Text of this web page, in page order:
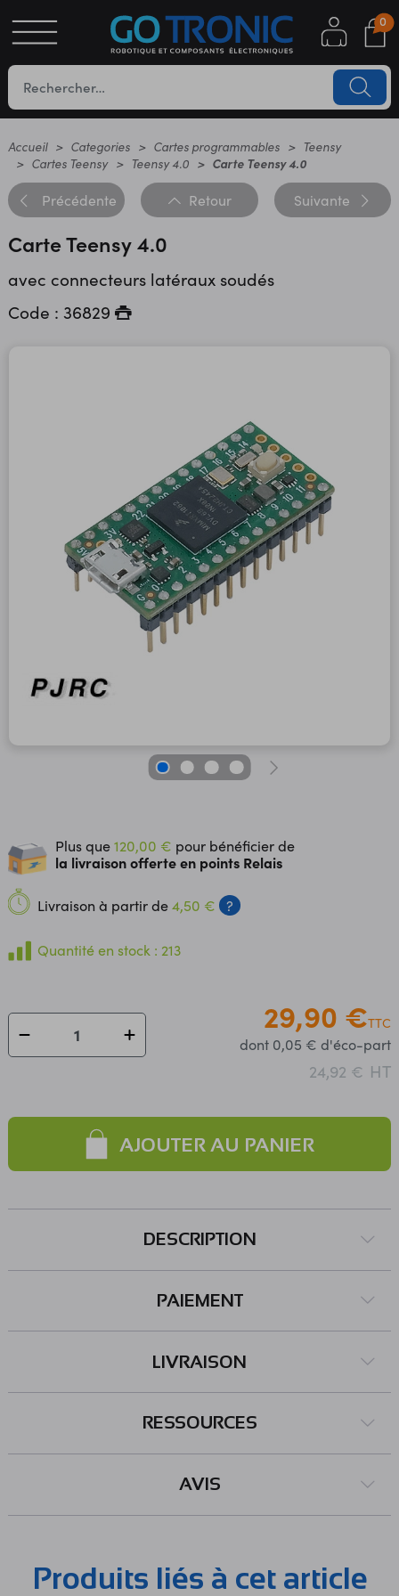
0
Accueil Categories Cartes programmables
Teensy
Cartes Teensy
Teensy 4.0 Carte Teensy 4.0
Précédente Retour Suivante
Carte Teensy 4.0
avec connecteurs latéraux soudés
Code : 36829
Plus que120,00 € pour bénéficier de
la livraison offerte en points Relais
Livraison à partir de4,50 € ?
Quantité en stock : 213
29,90 €TTC
dont 0,05 € d'éco-part
24,92 € HT
AJOUTER AU PANIER
DESCRIPTION
PAIEMENT
LIVRAISON
RESSOURCES
AVIS
Produits liés à cet article